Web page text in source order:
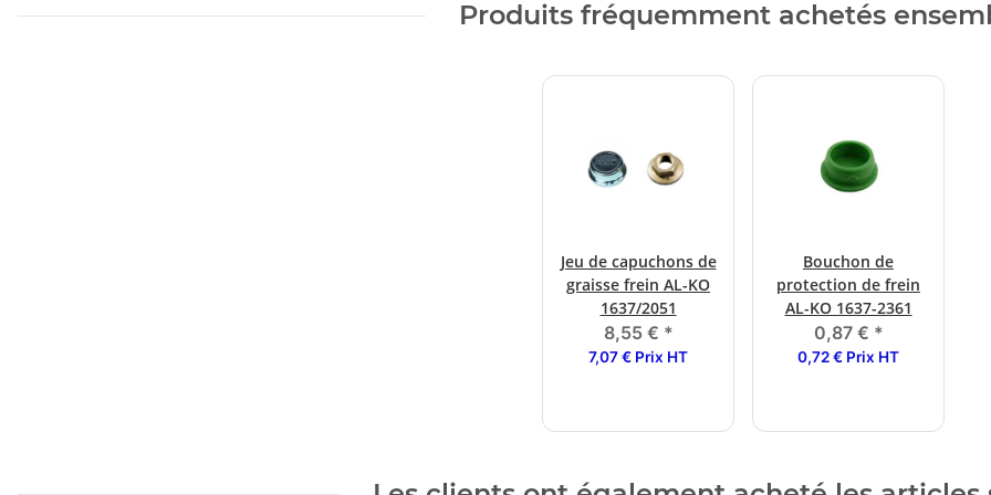
Produits fréquemment achetés
Jeu de capuchons de
graisse frein AL-KO
1637/2051
8,55 € *
7,07 € Prix HT
Bouchon de
protection de frein
AL-KO 1637-2361
0,87 € *
0,72 € Prix HT